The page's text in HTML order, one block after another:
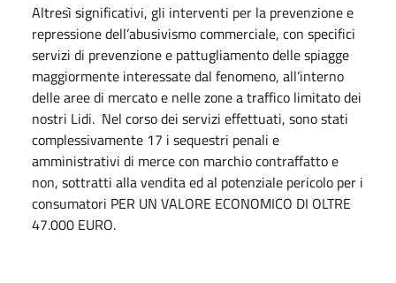
Altresì significativi, gli interventi per la prevenzione e
repressione dell’abusivismo commerciale, con specifici
servizi di prevenzione e pattugliamento delle spiagge
maggiormente interessate dal fenomeno, all’interno
delle aree di mercato e nelle zone a traffico limitato dei
nostri Lidi. Nel corso dei servizi effettuati, sono stati
complessivamente 17 i sequestri penali e
amministrativi di merce con marchio contraffatto e
non, sottratti alla vendita ed al potenziale pericolo per i
consumatori PER UN VALORE ECONOMICO DI OLTRE
47.000 EURO.